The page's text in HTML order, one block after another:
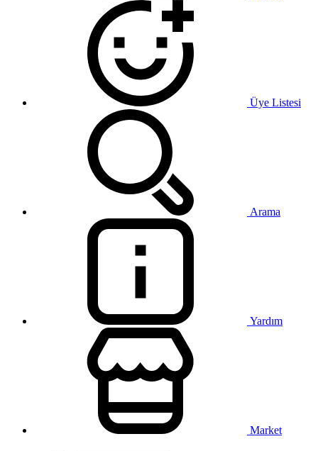
Üye Listesi
Arama
Yardım
Market